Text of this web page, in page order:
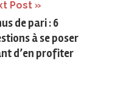
Post
de pari : 6
à se poser
d’en profiter